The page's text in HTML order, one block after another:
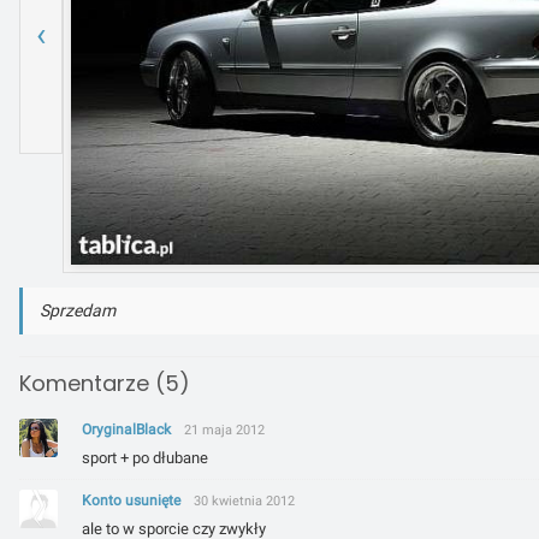
‹
Sprzedam
Komentarze (5)
OryginalBlack 21 maja 2012
sport + po dłubane
Konto usunięte 30 kwietnia 2012
ale to w sporcie czy zwykły